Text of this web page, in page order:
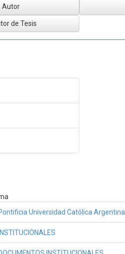
Universidad Católica Argentina
INSTITUCIONALES